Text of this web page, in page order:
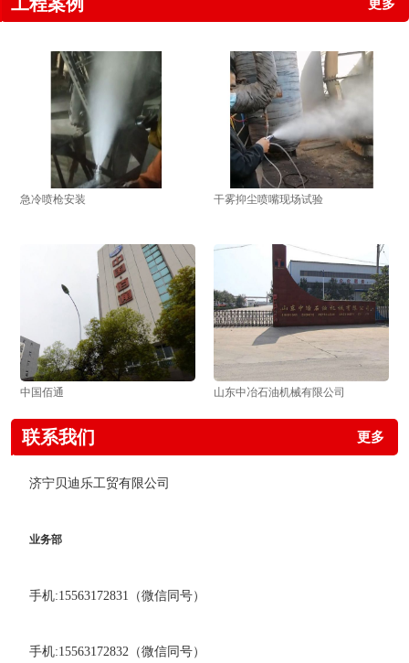
更多
急冷喷枪安装 干雾抑尘喷嘴现场试验
中国佰通 山东中冶石油机械有限公司
联系我们 更多
济宁贝迪乐工贸有限公司
业务部
手机:15563172831（微信同号）
手机:15563172832（微信同号）